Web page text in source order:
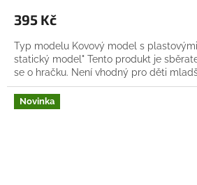
395 Kč
Typ modelu Kovový model s
statický model" Tento produkt je
se o hračku. Není vhodný pro děti
Novinka